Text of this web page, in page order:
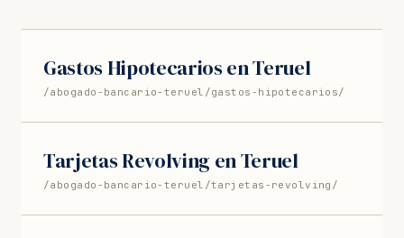
Gastos Hipotecarios en Teruel
/abogado-bancario-teruel/gastos-hipotecarios/
Tarjetas Revolving en Teruel
/abogado-bancario-teruel/tarjetas-revolving/